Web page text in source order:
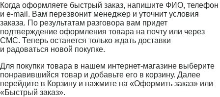
Когда оформляете быстрый заказ, напишите ФИО, телефон
и e-mail. Вам перезвонит менеджер и уточнит условия
заказа. По результатам разговора вам придет
подтверждение оформления товара на почту или через
СМС. Теперь останется только ждать доставки
и радоваться новой покупке.
Для покупки товара в нашем интернет-магазине выберите
понравившийся товар и добавьте его в корзину. Далее
перейдите в Корзину и нажмите на «Оформить заказ» или
«Быстрый заказ».